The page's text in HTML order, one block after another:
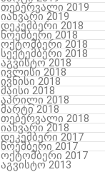
თებერვალი 2019
იანვარი 2019
დეკემბერი 2018
ნოემბერი 2018
ოქტომბერი 2018
სექტემბერი 2018
აგვისტო 2018
ივლისი 2018
ივნისი 2018
მაისი 2018
აპრილი 2018
მარტი 2018
თებერვალი 2018
იანვარი 2018
დეკემბერი 2017
ნოემბერი 2017
ოქტომბერი 2017
აგვისტო 2013